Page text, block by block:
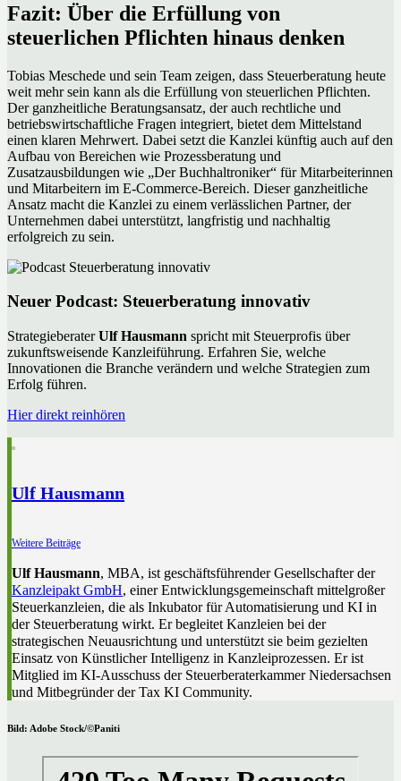
Fazit: Über die Erfüllung von
steuerlichen Pflichten hinaus denken
Tobias Meschede und sein Team zeigen, dass Steuerberatung heute
weit mehr sein kann als die Erfüllung von steuerlichen Pflichten.
Der ganzheitliche Beratungsansatz, der auch rechtliche und
betriebswirtschaftliche Fragen integriert, bietet dem Mittelstand
einen klaren Mehrwert. Dabei setzt die Kanzlei künftig auch auf den
Aufbau von Bereichen wie Prozessberatung und
Zusatzausbildungen wie „Der Buchhaltroniker“ für Mitarbeiterinnen
und Mitarbeitern im E-Commerce-Bereich. Dieser ganzheitliche
Ansatz macht die Kanzlei zu einem verlässlichen Partner, der
Unternehmen dabei unterstützt, langfristig und nachhaltig
erfolgreich zu sein.
Neuer Podcast: Steuerberatung innovativ
StrategieberaterUlf Hausmann spricht mit Steuerprofis über
zukunftsweisende Kanzleiführung. Erfahren Sie, welche
Innovationen die Branche verändern und welche Strategien zum
Erfolg führen.
Hier direkt reinhören
Ulf Hausmann
Weitere Beiträge
Ulf Hausmann, MBA, ist geschäftsführender Gesellschafter der
Kanzleipakt GmbH, einer Entwicklungsgemeinschaft mittelgroßer
Steuerkanzleien, die als Inkubator für Automatisierung und KI in
der Steuerberatung wirkt. Er begleitet Kanzleien bei der
strategischen Neuausrichtung und unterstützt sie beim gezielten
Einsatz von Künstlicher Intelligenz in Kanzleiprozessen. Er ist
Mitglied im KI-Ausschuss der Steuerberaterkammer Niedersachsen
und Mitbegründer der Tax KI Community.
Bild: Adobe Stock/©Paniti